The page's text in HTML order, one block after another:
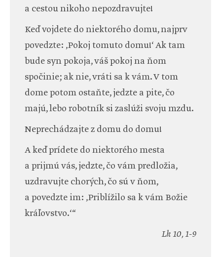
a cestou nikoho nepozdravujte!
Keď vojdete do niektorého domu, najprv
povedzte: ‚Pokoj tomuto domu!‘ Ak tam
bude syn pokoja, váš pokoj na ňom
spočinie; ak nie, vráti sa k vám. V tom
dome potom ostaňte, jedzte a pite, čo
majú, lebo robotník si zaslúži svoju mzdu.
Neprechádzajte z domu do domu!
A keď prídete do niektorého mesta
a prijmú vás, jedzte, čo vám predložia,
uzdravujte chorých, čo sú v ňom,
a povedzte im: ‚Priblížilo sa k vám Božie
kráľovstvo.‘“
Lk 10, 1-9